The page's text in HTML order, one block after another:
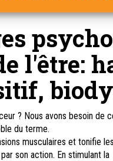
l'être:
? Nous avons besoin de
du terme.
musculaires et tonifie les
son action. En stimulant la